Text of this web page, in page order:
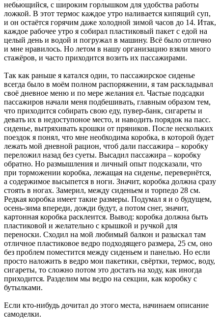
небьющийся, с широким горлышком для удобства работы
ложкой. В этот термос каждое утро наливается кипящий суп,
и он остаётся горячим даже холодной зимой часов до 14. Итак,
каждое рабочее утро я собирал пластиковый пакет с едой на
целый день и водой и погружал в машину. Всё было отлично
и мне нравилось. Но летом в нашу организацию взяли много
стажёров, и часто приходится возить их пассажирами.
Так как раньше я катался один, то пассажирское сиденье
всегда было в моём полном распоряжении, я там раскладывал
своё дневное меню и по мере желания ел. Частые подсадки
пассажиров начали меня подбешивать, главным образом тем,
что приходится собирать свою еду, пувер-банк, сигареты и
девать их в недоступоное место, и наводить порядок на пасс.
сиденье, вытряхивать крошки от пряников. После нескольких
поездок я понял, что мне необходима коробка, в которой будет
лежать мой дневной рацион, чтоб дали пассажира – коробку
переложил назад без суеты. Высадил пассажира – коробку
обратно. Но размышления и личный опыт подсказали, что
при торможении коробка, лежащая на сиденье, перевернётся,
а содержимое высыпется в ноги. Значит, коробка должна сразу
стоять в ногах. Замерил, между сиденьем и торпедо 28 см.
Редкая коробка имеет такие размеры. Подумал я и о будущем,
осень-зима впереди, дожди будут, а потом снег, значит,
картонная коробка расклеится. Вывод: коробка должна быть
пластиковой и желательно с крышкой и ручкой для
переноски. Сходил на мой любимый балкон и разыскал там
отличное пластиковое ведро подходящего размера, 25 см, оно
без проблем поместится между сиденьем и панелью. Но если
просто наложить в ведро мои пакетики, свёртки, термос, воду,
сигареты, то сложно потом это достать на ходу, как иногда
приходится. Разделим мы ведро на секции, как коробку с
бутылками.
Если кто-нибудь дочитал до этого места, начинаем описание
самоделки.